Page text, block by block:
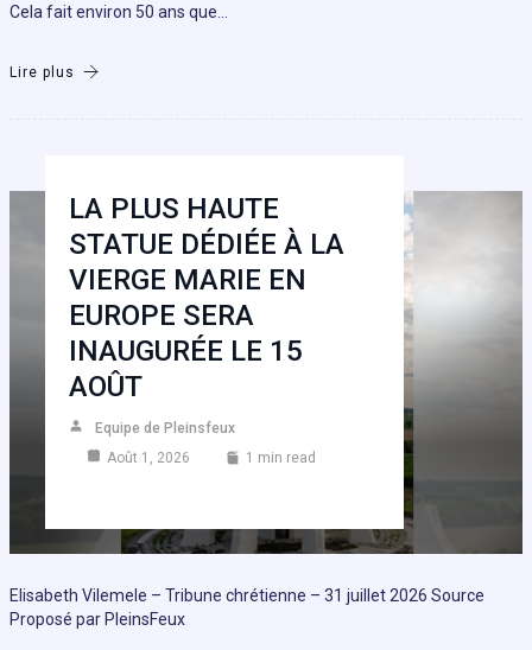
Cela fait environ 50 ans que…
Lire plus
LA PLUS HAUTE
STATUE DÉDIÉE À LA
VIERGE MARIE EN
EUROPE SERA
INAUGURÉE LE 15
AOÛT
Equipe de Pleinsfeux
Août 1, 2026
1 min read
Elisabeth Vilemele – Tribune chrétienne – 31 juillet 2026 Source
Proposé par PleinsFeux